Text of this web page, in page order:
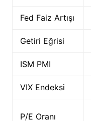
Fed Faiz Artışı
Getiri Eğrisi
ISM PMI
VIX Endeksi
P/E Oranı